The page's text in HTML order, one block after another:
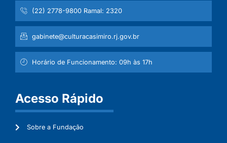
(22) 2778-9800 Ramal: 2320
gabinete@culturacasimiro.rj.gov.br
Horário de Funcionamento: 09h às 17h
Acesso Rápido
Sobre a Fundação